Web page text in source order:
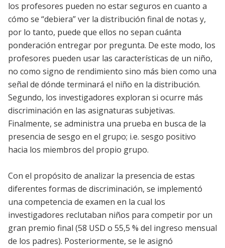
los profesores pueden no estar seguros en cuanto a
cómo se “debiera” ver la distribución final de notas y,
por lo tanto, puede que ellos no sepan cuánta
ponderación entregar por pregunta. De este modo, los
profesores pueden usar las características de un niño,
no como signo de rendimiento sino más bien como una
señal de dónde terminará el niño en la distribución.
Segundo, los investigadores exploran si ocurre más
discriminación en las asignaturas subjetivas.
Finalmente, se administra una prueba en busca de la
presencia de sesgo en el grupo; i.e. sesgo positivo
hacia los miembros del propio grupo.
Con el propósito de analizar la presencia de estas
diferentes formas de discriminación, se implementó
una competencia de examen en la cual los
investigadores reclutaban niños para competir por un
gran premio final (58 USD o 55,5 % del ingreso mensual
de los padres). Posteriormente, se le asignó